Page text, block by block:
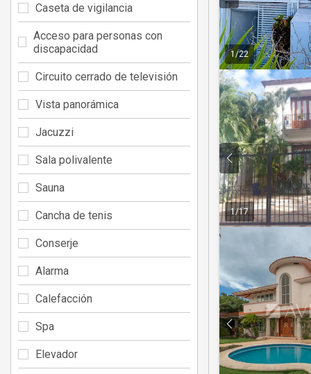
1 /22
1/17
Caseta de vigilancia
Acceso para personas con
discapacidad
Circuito cerrado de televisión
Vista panorámica
Jacuzzi
Sala polivalente
Sauna
Cancha de tenis
Conserje
Alarma
Calefacción
Spa
Elevador